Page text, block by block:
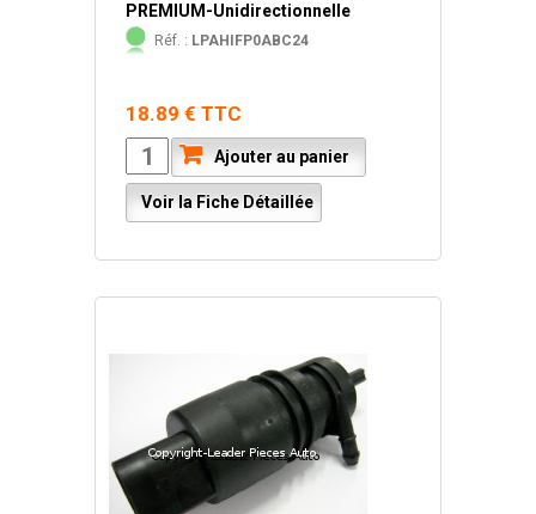
PREMIUM-Unidirectionnelle
Réf. : LPAHIFP0ABC24
18.89 € TTC
Ajouter au panier
Voir la Fiche Détaillée